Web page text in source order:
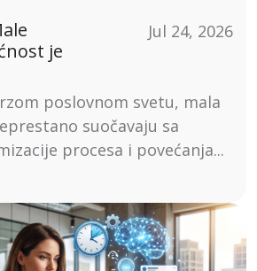
je
Jul 24, 2026
poslovnom svetu, mala
suočavaju sa
procesa i povećanja...